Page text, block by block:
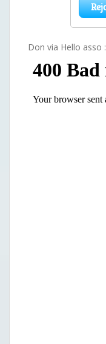
Don via Hello asso :